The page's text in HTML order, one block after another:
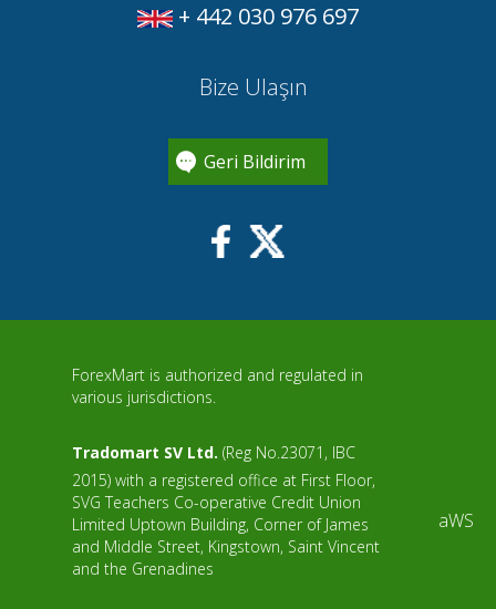
+ 442 030 976 697
Bize Ulaşın
Geri Bildirim
ForexMart is authorized and regulated in
various jurisdictions.
Tradomart SV Ltd. (Reg No.23071, IBC
2015) with a registered office at First Floor,
SVG Teachers Co-operative Credit Union
Limited Uptown Building, Corner of James
and Middle Street, Kingstown, Saint Vincent
and the Grenadines
aWS